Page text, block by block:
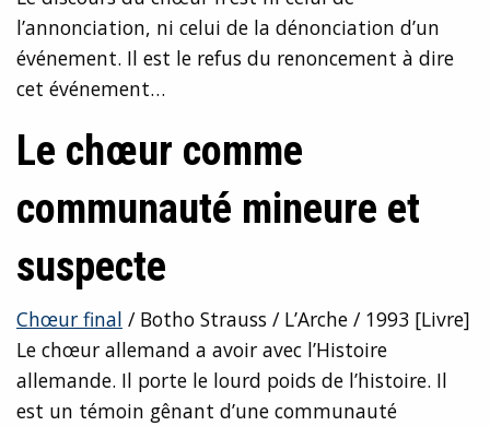
l’annonciation, ni celui de la dénonciation d’un
événement. Il est le refus du renoncement à dire
cet événement…
Le chœur comme
communauté mineure et
suspecte
Chœur final / Botho Strauss / L’Arche / 1993 [Livre]
Le chœur allemand a avoir avec l’Histoire
allemande. Il porte le lourd poids de l’histoire. Il
est un témoin gênant d’une communauté